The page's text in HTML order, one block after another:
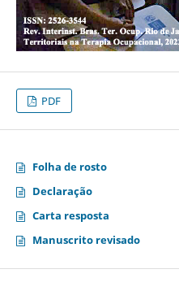
PDF
Folha de rosto
Declaração
Carta resposta
Manuscrito revisado